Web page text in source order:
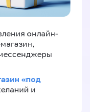
онлайн-
«‎под
и